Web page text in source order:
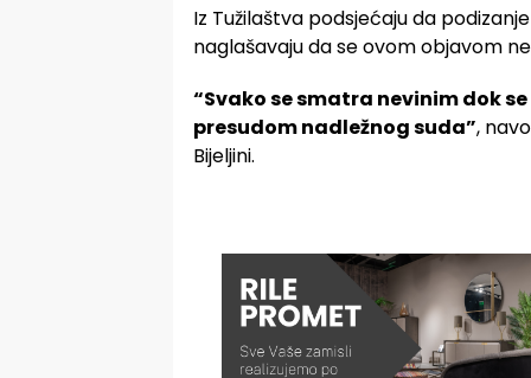
Iz Tužilaštva podsjećaju da
naglašavaju da se ovom objavom
“Svako se smatra nevinim dok
presudom nadležnog suda”,
Bijeljini.